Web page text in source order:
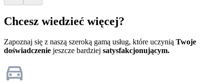
Chcesz wiedzieć więcej?
Zapoznaj się z naszą szeroką gamą usług, które uczynią Twoje
doświadczenie jeszcze bardziej satysfakcjonującym.